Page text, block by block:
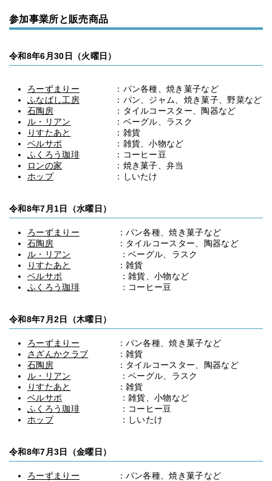
参加事業所と販売商品
令和8年6月30日（火曜日）
ろーずまりー ：パン各種、焼き菓子など
ふなばし工房：パン、ジャム、焼き菓子、野菜など
石陶房：タイルコースター、陶器など
ル・リアン
：ベーグル、ラスク
りすたあと
：雑貨
ベルサポ ：雑貨、小物など
ふくろう珈琲：コーヒー豆
ロンの家 ：焼き菓子、弁当
ホップ：しいたけ
令和8年7月1日（水曜日）
ろーずまりー ：パン各種、焼き菓子など
石陶房：タイルコースター、陶器など
ル・リアン
：ベーグル、ラスク
りすたあと
：雑貨
ベルサポ ：雑貨、小物など
ふくろう珈琲：コーヒー豆
令和8年7月2日（木曜日）
ろーずまりー ：パン各種、焼き菓子など
さざんかクラブ ：雑貨
石陶房：タイルコースター、陶器など
ル・リアン
：ベーグル、ラスク
りすたあと
：雑貨
ベルサポ ：雑貨、小物など
ふくろう珈琲：コーヒー豆
ホップ：しいたけ
令和8年7月3日（金曜日）
ろーずまりー ：パン各種、焼き菓子など